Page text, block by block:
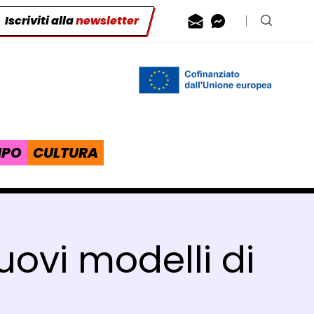
Iscriviti allanewsletter Contattaci via
Contattaci
Cerca
CULTURA
modelli di